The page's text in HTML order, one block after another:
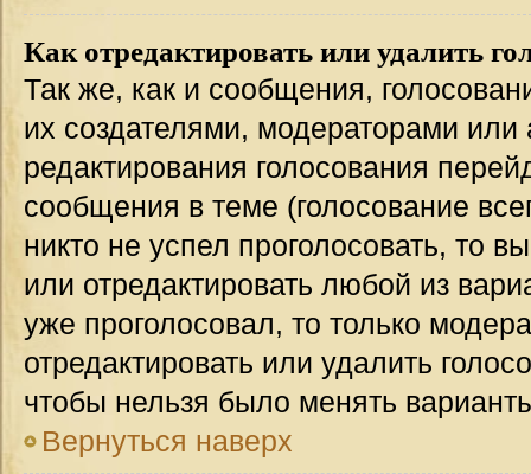
Как отредактировать или удалить
Так же, как и сообщения,
их создателями, модераторами
редактирования голосования
сообщения в теме (голосование
никто не успел проголосовать, то
или отредактировать любой из
уже проголосовал, то только
отредактировать или удалить
чтобы нельзя было менять
Вернуться наверх